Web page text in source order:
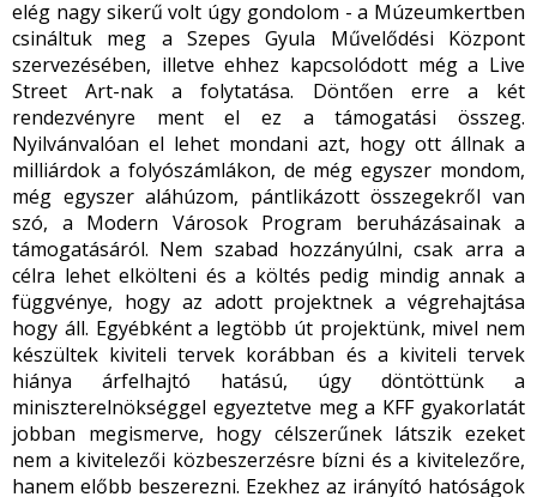
elég nagy sikerű volt úgy gondolom - a Múzeumkertben
csináltuk meg a Szepes Gyula Művelődési Központ
szervezésében, illetve ehhez kapcsolódott még a Live
Street Art-nak a folytatása. Döntően erre a két
rendezvényre ment el ez a támogatási összeg.
Nyilvánvalóan el lehet mondani azt, hogy ott állnak a
milliárdok a folyószámlákon, de még egyszer mondom,
még egyszer aláhúzom, pántlikázott összegekről van
szó, a Modern Városok Program beruházásainak a
támogatásáról. Nem szabad hozzányúlni, csak arra a
célra lehet elkölteni és a költés pedig mindig annak a
függvénye, hogy az adott projektnek a végrehajtása
hogy áll. Egyébként a legtöbb út projektünk, mivel nem
készültek kiviteli tervek korábban és a kiviteli tervek
hiánya árfelhajtó hatású, úgy döntöttünk a
miniszterelnökséggel egyeztetve meg a KFF gyakorlatát
jobban megismerve, hogy célszerűnek látszik ezeket
nem a kivitelezői közbeszerzésre bízni és a kivitelezőre,
hanem előbb beszerezni. Ezekhez az irányító hatóságok